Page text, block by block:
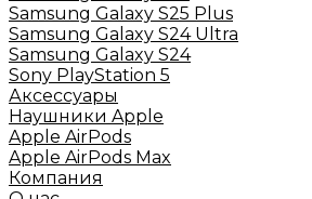
Samsung Galaxy S25 Plus
Samsung Galaxy S24 Ultra
Samsung Galaxy S24
Sony PlayStation 5
Аксессуары
Наушники Apple
Apple AirPods
Apple AirPods Max
Компания